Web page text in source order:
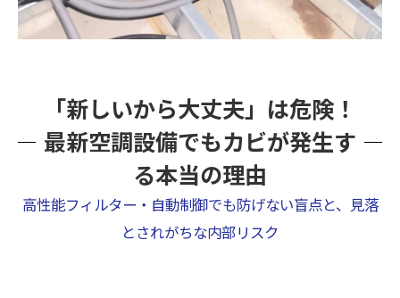
「新しいから大丈夫」は危険！
最新空調設備でもカビが発生す
る本当の理由
高性能フィルター・自動制御でも防げない盲点と、見落
とされがちな内部リスク